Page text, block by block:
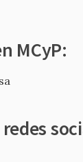
MCyP: